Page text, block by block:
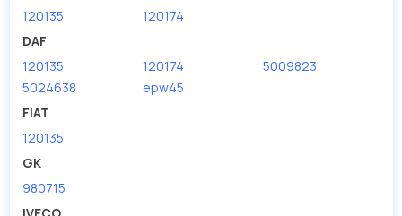
120135
120174
DAF
120135
120174
5009823
5024638
epw45
FIAT
120135
GK
980715